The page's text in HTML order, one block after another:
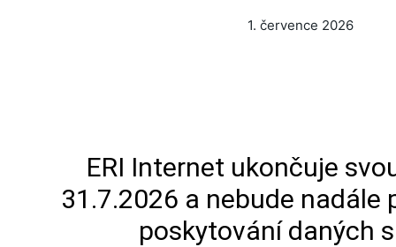
1. července 2026
ERI Internet ukončuje
31.7.2026 a nebude nadále
poskytování daných